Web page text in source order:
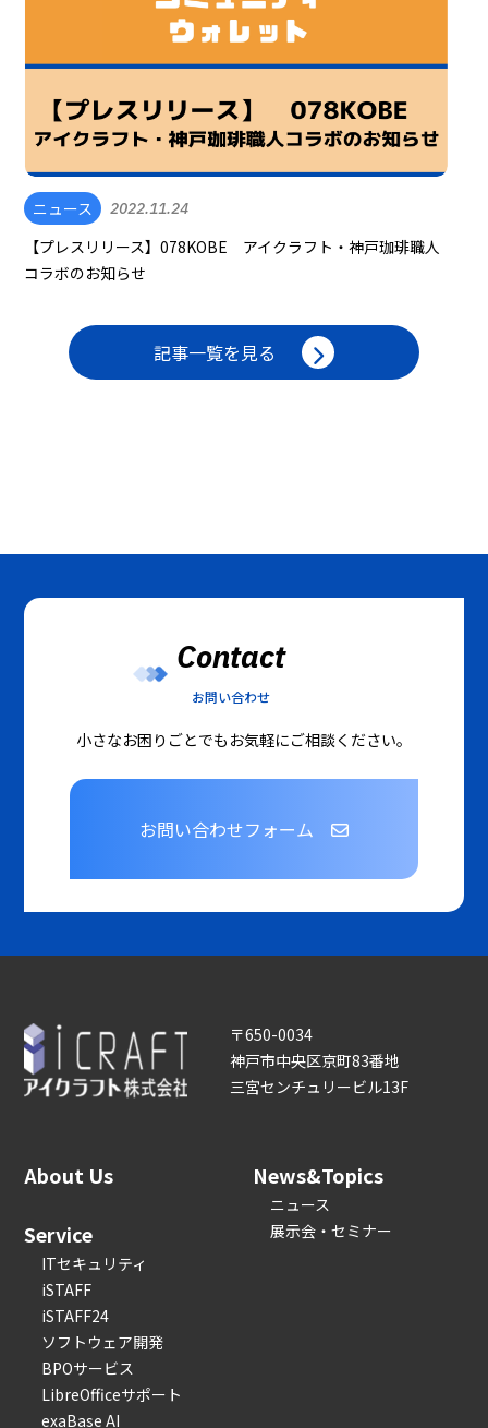
ニュース 2022.11.24
【プレスリリース】078KOBE アイクラフト・神戸珈琲職人
コラボのお知らせ
記事一覧を見る
Contact
お問い合わせ
小さなお困りごとでもお気軽にご相談ください。
お問い合わせフォーム
〒650-0034
神戸市中央区京町83番地
三宮センチュリービル13F
About Us
Service
ITセキュリティ
iSTAFF
iSTAFF24
ソフトウェア開発
BPOサービス
LibreOfficeサポート
exaBase AI
News&Topics
ニュース
展示会・セミナー